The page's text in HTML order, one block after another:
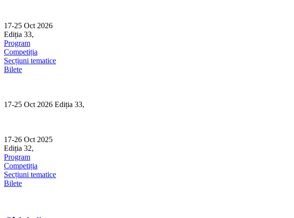
content
17-25 Oct 2026
Ediția 33,
Program
Competiția
Secțiuni tematice
Bilete
17-25 Oct 2026 Ediția 33,
17-26 Oct 2025
Ediția 32,
Program
Competiția
Secțiuni tematice
Bilete